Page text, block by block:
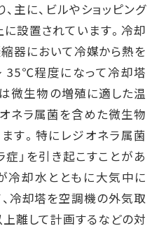
主に、ビルやショッピング
設置されています。冷却
器において冷媒から熱を
35℃程度になって冷却塔
微生物の増殖に適した温
ネラ属菌を含めた微生物
す。特にレジオネラ属菌
症」を引き起こすことがあ
冷却水とともに大気中に
冷却塔を空調機の外気取
離して計画するなどの対